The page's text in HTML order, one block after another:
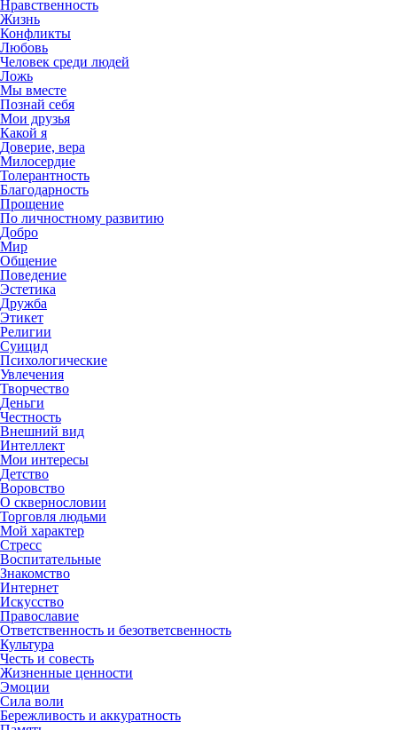
Нравственность
Жизнь
Конфликты
Любовь
Человек среди людей
Ложь
Мы вместе
Познай себя
Мои друзья
Какой я
Доверие, вера
Милосердие
Толерантность
Благодарность
Прощение
По личностному развитию
Добро
Мир
Общение
Поведение
Эстетика
Дружба
Этикет
Религии
Суицид
Психологические
Увлечения
Творчество
Деньги
Честность
Внешний вид
Интеллект
Мои интересы
Детство
Воровство
О сквернословии
Торговля людьми
Мой характер
Стресс
Воспитательные
Знакомство
Интернет
Искусство
Православие
Ответственность и безответсвенность
Культура
Честь и совесть
Жизненные ценности
Эмоции
Сила воли
Бережливость и аккуратность